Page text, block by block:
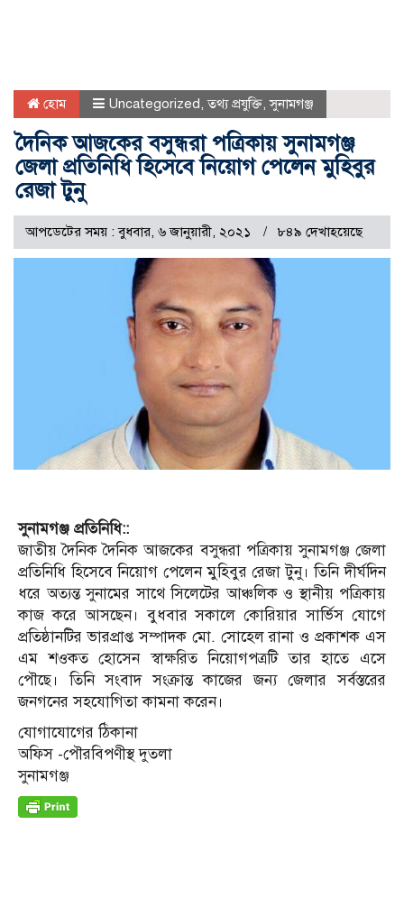
হোম Uncategorized,তথ্য প্রযুক্তি,সুনামগঞ্জ
দৈনিক আজকের বসুন্ধরা পত্রিকায় সুনামগঞ্জ
জেলা প্রতিনিধি হিসেবে নিয়োগ পেলেন মুহিবুর
রেজা টুনু
আপডেটের সময় : বুধবার, ৬ জানুয়ারী, ২০২১ ৮৪৯ দেখাহয়েছে
সুনামগঞ্জ প্রতিনিধি::
জাতীয় দৈনিক দৈনিক আজকের বসুন্ধরা পত্রিকায় সুনামগঞ্জ জেলা
প্রতিনিধি হিসেবে নিয়োগ পেলেন মুহিবুর রেজা টুনু। তিনি দীর্ঘদিন
ধরে অত্যন্ত সুনামের সাথে সিলেটের আঞ্চলিক ও স্থানীয় পত্রিকায়
কাজ করে আসছেন। বুধবার সকালে কোরিয়ার সার্ভিস যোগে
প্রতিষ্ঠানটির ভারপ্রাপ্ত সম্পাদক মো. সোহেল রানা ও প্রকাশক এস
এম শওকত হোসেন স্বাক্ষরিত নিয়োগপত্রটি তার হাতে এসে
পৌছে। তিনি সংবাদ সংক্রান্ত কাজের জন্য জেলার সর্বস্তরের
জনগনের সহযোগিতা কামনা করেন।
যোগাযোগের ঠিকানা
অফিস -পৌরবিপণীস্থ দুতলা
সুনামগঞ্জ